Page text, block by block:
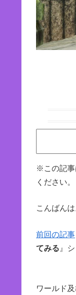
※この記事
ください。
こんばん
前回の記事
てみる 』
ワールド